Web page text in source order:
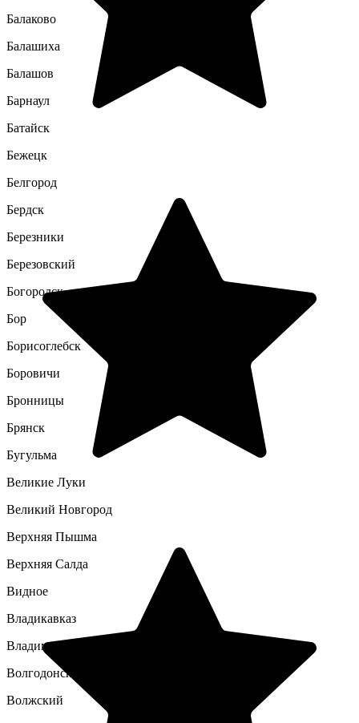
Балаково
Балашиха
Балашов
Барнаул
Батайск
Бежецк
Белгород
Бердск
Березники
Березовский
Богородск
Бор
Борисоглебск
Боровичи
Бронницы
Брянск
Бугульма
Великие Луки
Великий Новгород
Верхняя Пышма
Верхняя Салда
Видное
Владикавказ
Владимир
Волгодонск
Волжский